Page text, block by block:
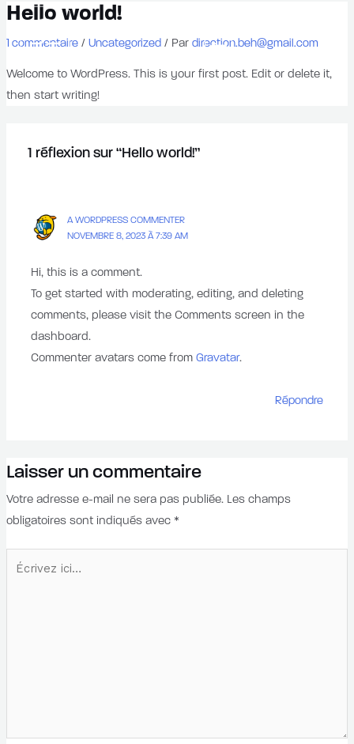
Aller
Menu
Hello world!
1 commentaire / Uncategorized / Par direction.beh@gmail.com
Welcome to WordPress. This is your first post. Edit or delete it,
then start writing!
1 réflexion sur “Hello world!”
A WORDPRESS COMMENTER
NOVEMBRE 8, 2023 À 7:39 AM
Hi, this is a comment.
To get started with moderating, editing, and deleting
comments, please visit the Comments screen in the
dashboard.
Commenter avatars come fromGravatar.
Répondre
Laisser un commentaire
Votre adresse e-mail ne sera pas publiée. Les champs
obligatoires sont indiqués avec *
Écrivez